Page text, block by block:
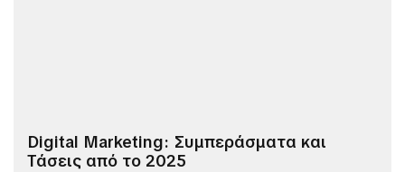
Digital Marketing: Συμπεράσματα και
Τάσεις από το 2025